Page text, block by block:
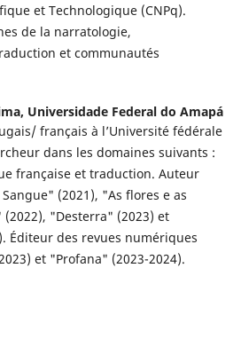
et Technologique (CNPq).
de la narratologie,
et communautés
Universidade Federal do Amapá
français à l’Université fédérale
dans les domaines suivants :
française et traduction. Auteur
(2021), "As flores e as
"Desterra" (2023) et
Éditeur des revues numériques
et "Profana" (2023-2024).